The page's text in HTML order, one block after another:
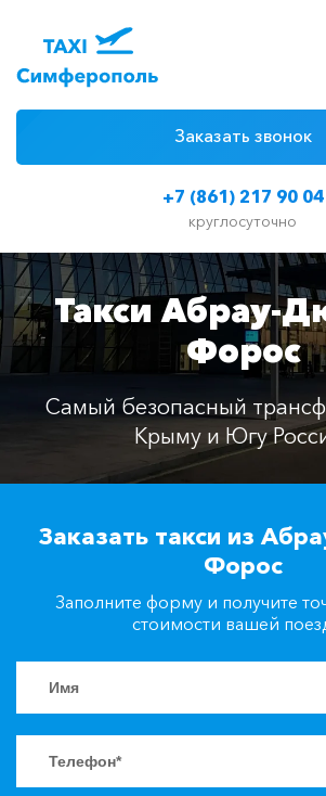
+7 (861) 217 90 04
круглосуточно
Заказать звонок
Цены на такси
Классы
Отзывы
Контакты
+7(861)217-90-
Заказать такси
Такси Абрау-
Форос
Самый безопасный
Крыму и Югу
Заказать такси из
Форос
Заполните форму и получите
стоимости вашей